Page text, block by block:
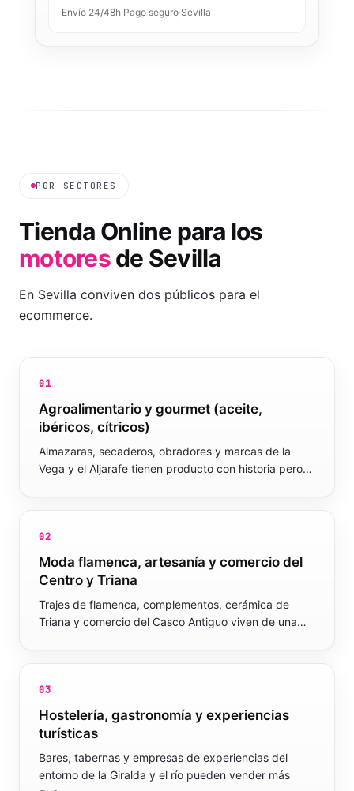
Envío 24/48h·Pago seguro·Sevilla
POR SECTORES
Tienda Online para los
motoresde Sevilla
En Sevilla conviven dos públicos para el
ecommerce.
01
Agroalimentario y gourmet (aceite,
ibéricos, cítricos)
Almazaras, secaderos, obradores y marcas de la
Vega y el Aljarafe tienen producto con historia pero…
02
Moda flamenca, artesanía y comercio del
Centro y Triana
Trajes de flamenca, complementos, cerámica de
Triana y comercio del Casco Antiguo viven de una…
03
Hostelería, gastronomía y experiencias
turísticas
Bares, tabernas y empresas de experiencias del
entorno de la Giralda y el río pueden vender más